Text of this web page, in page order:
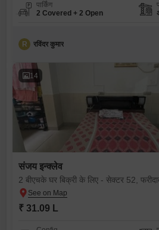
पार्किंग
2 Covered + 2 Open
R रविंदर कुमार
14
संजय इन्क्लेव
2 बीएचके घर बिक्री के लिए - सेक्टर 52,
₹ 31.09 L